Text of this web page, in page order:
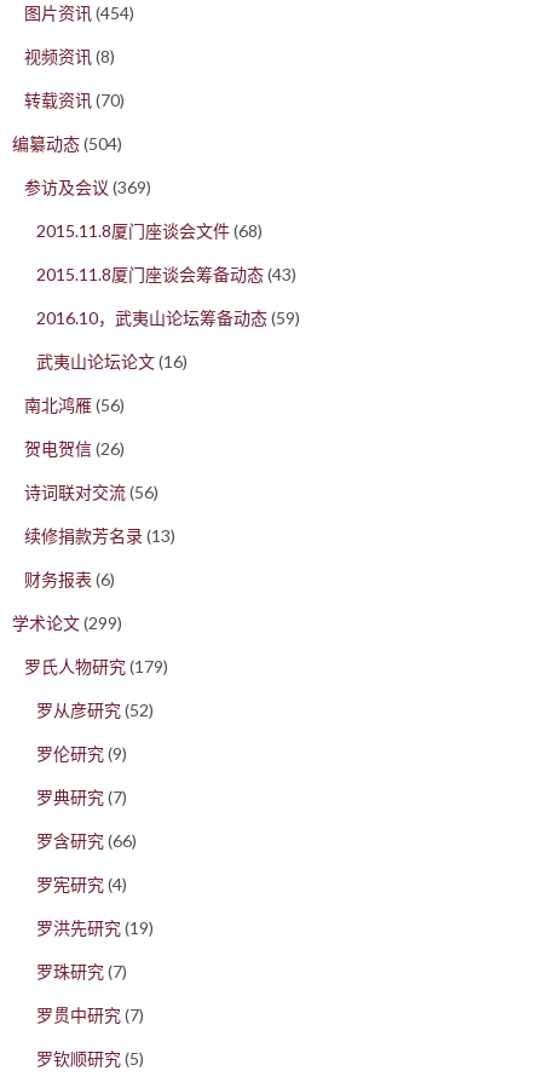
图片资讯(454)
视频资讯(8)
转载资讯(70)
编纂动态(504)
参访及会议 (369)
2015.11.8厦门座谈会文件(68)
2015.11.8厦门座谈会筹备动态(43)
2016.10，武夷山论坛筹备动态(59)
武夷山论坛论文(16)
南北鸿雁(56)
贺电贺信(26)
诗词联对交流(56)
续修捐款芳名录(13)
财务报表 (6)
学术论文(299)
罗氏人物研究(179)
罗从彦研究(52)
罗伦研究(9)
罗典研究(7)
罗含研究(66)
罗宪研究(4)
罗洪先研究(19)
罗珠研究(7)
罗贯中研究(7)
罗钦顺研究(5)